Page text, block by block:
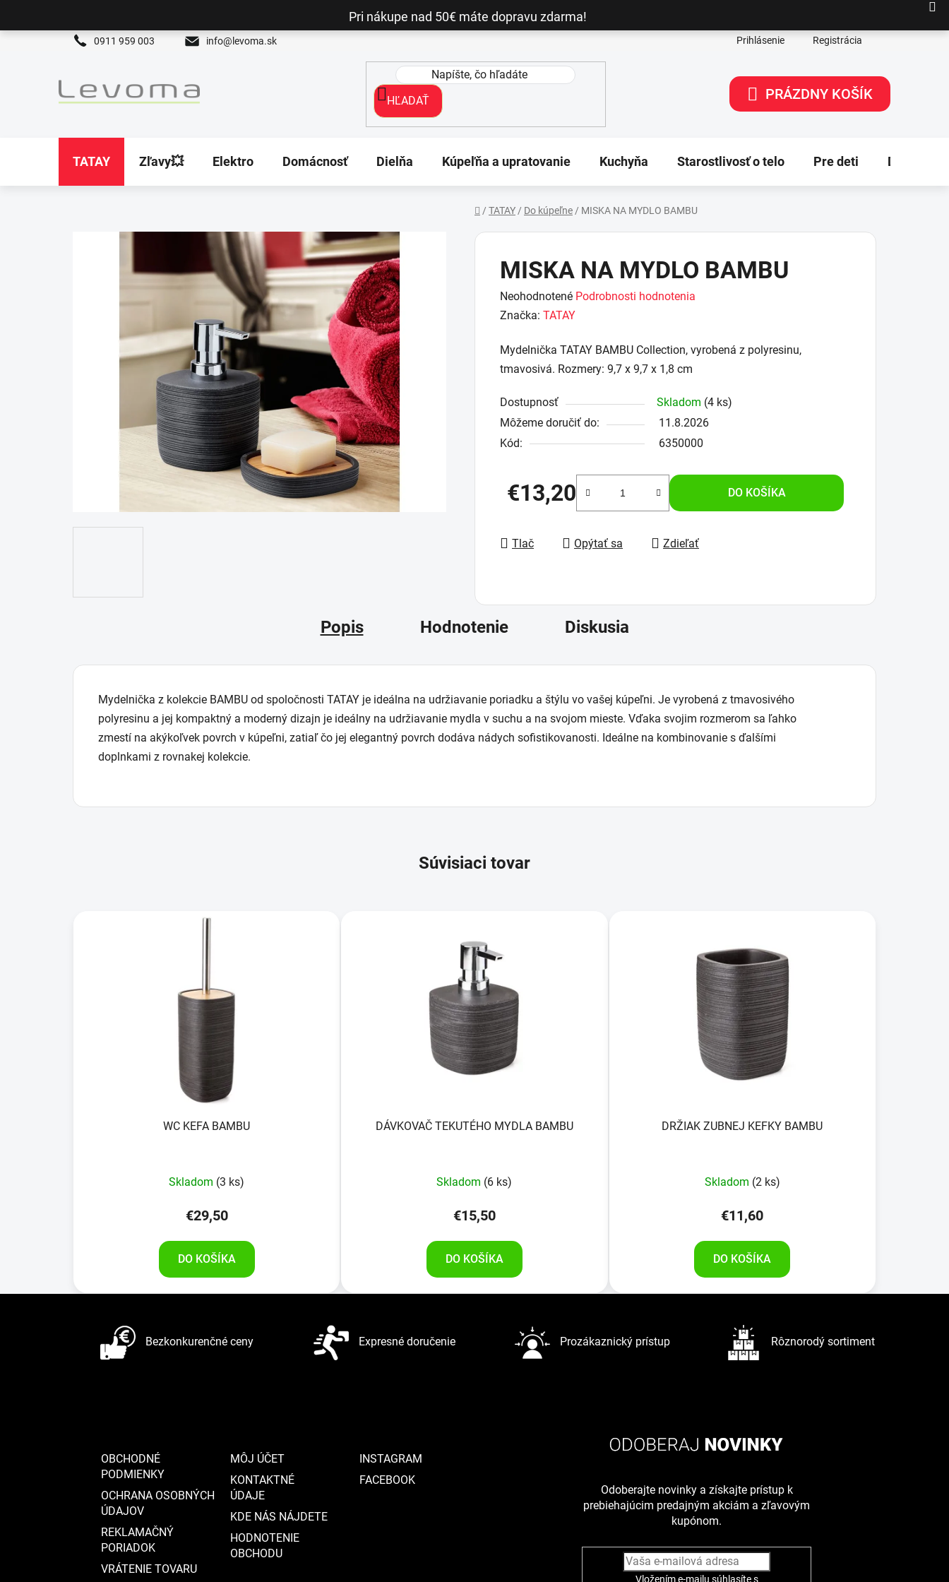
Pri nákupe nad 50€ máte dopravu zdarma!
0911 959 003 info@levoma.sk Prihlásenie Registrácia
HĽADAŤ
NÁKUPNÝ
PRÁZDNY KOŠÍK
TATAY Zľavy💥 Elektro Domácnosť Dielňa Kúpeľňa a upratovanie Kuchyňa Starostlivosť o telo Pre deti Dekorácie
/ TATAY / Do kúpeľne / MISKA NA MYDLO BAMBU
MISKA NA MYDLO BAMBU
Priemerné
hodnotenie
je
0,0
5
hviezdičiek.
Neohodnotené Podrobnosti hodnotenia
Značka: TATAY
Mydelnička TATAY BAMBU Collection, vyrobená z polyresinu,
tmavosivá. Rozmery: 9,7 x 9,7 x 1,8 cm
Dostupnosť Skladom (4 ks)
Môžeme doručiť do:
11.8.2026
Kód:
6350000
€13,20
Jednotková cena:
DO KOŠÍKA
Tlač Opýtať sa Zdieľať
Popis Hodnotenie Diskusia
Mydelnička z kolekcie BAMBU od spoločnosti TATAY je ideálna na udržiavanie poriadku a štýlu vo vašej kúpeľni. Je vyrobená z tmavosivého
polyresinu a jej kompaktný a moderný dizajn je ideálny na udržiavanie mydla v suchu a na svojom mieste. Vďaka svojim rozmerom sa ľahko
zmestí na akýkoľvek povrch v kúpeľni, zatiaľ čo jej elegantný povrch dodáva nádych sofistikovanosti. Ideálne na kombinovanie s ďalšími
doplnkami z rovnakej kolekcie.
Súvisiaci tovar
WC KEFA BAMBU
Skladom (3 ks)
€29,50
DO KOŠÍKA
DÁVKOVAČ TEKUTÉHO MYDLA BAMBU
Skladom (6 ks)
€15,50
DO KOŠÍKA
DRŽIAK ZUBNEJ KEFKY BAMBU
Skladom (2 ks)
€11,60
DO KOŠÍKA
Bezkonkurenčné ceny Expresné doručenie Prozákaznický prístup Rôznorodý sortiment
OBCHODNÉ
PODMIENKY
OCHRANA OSOBNÝCH
ÚDAJOV
REKLAMAČNÝ
PORIADOK
VRÁTENIE TOVARU
MÔJ ÚČET
KONTAKTNÉ
ÚDAJE
KDE NÁS NÁJDETE
HODNOTENIE
OBCHODU
INSTAGRAM
FACEBOOK
Odoberajte novinky a získajte prístup k
prebiehajúcim predajným akciám a zľavovým
kupónom.
Vložením e-mailu súhlasíte s